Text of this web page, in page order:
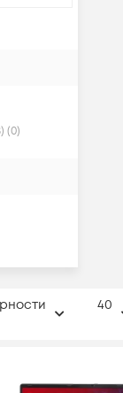
(0)
40